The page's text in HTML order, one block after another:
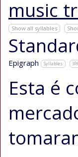
music
Show all syllables
Epigraph Syllables
Esta é